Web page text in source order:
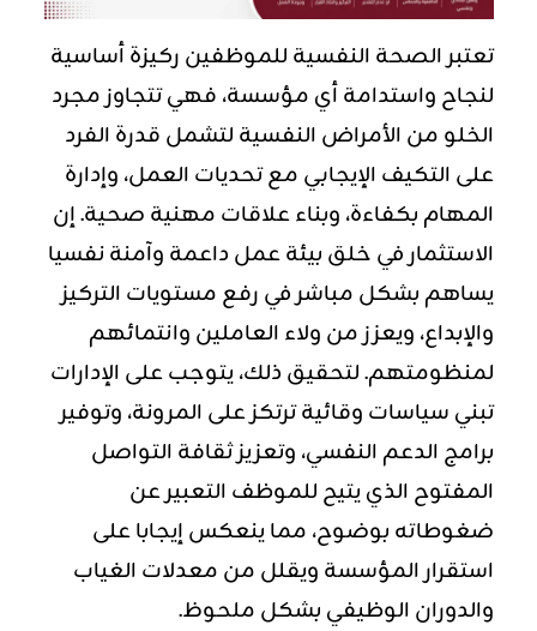
تعتبر الصحة النفسية للموظفين ركيزة أساسية
لنجاح واستدامة أي مؤسسة، فهي تتجاوز مجرد
الخلو من الأمراض النفسية لتشمل قدرة الفرد
على التكيف الإيجابي مع تحديات العمل، وإدارة
المهامبكفاءة، وبناء علاقات مهنية صحية. إن
الاستثمار في خلق بيئة عمل داعمة وآمنة نفسيا
يساهم بشكل مباشر في رفع مستويات التركيز
والإبداع، ويعزز من ولاء العاملين وانتمائهم
لمنظومتهم. لتحقيق ذلك، يتوجب على الإدارات
تبني سياسات وقائية ترتكز على المرونة، وتوفير
برامج الدعم النفسي، وتعزيز ثقافة التواصل
المفتوح الذي يتيح للموظف التعبير عن
ضغوطاته بوضوح، مما ينعكس إيجابا على
استقرار المؤسسة ويقلل من معدلات الغياب
والدوران الوظيفي بشكل ملحوظ.